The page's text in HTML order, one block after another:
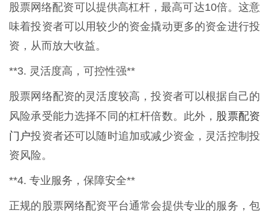
股票网络配资可以提供高杠杆，最高可达10倍。这意
味着投资者可以用较少的资金撬动更多的资金进行投
资，从而放大收益。
**3. 灵活度高，可控性强**
股票网络配资的灵活度较高，投资者可以根据自己的
风险承受能力选择不同的杠杆倍数。此外， 股票配资
门户投资者还可以随时追加或减少资金，灵活控制投
资风险。
**4. 专业服务，保障安全**
正规的股票网络配资平台通常会提供专业的服务，包